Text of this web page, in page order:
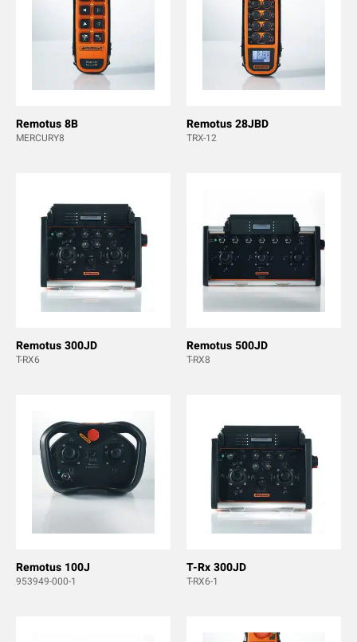
Remotus 8B
MERCURY8
Remotus 28JBD
TRX-12
Remotus 300JD
T-RX6
Remotus 500JD
T-RX8
Remotus 100J
953949-000-1
T-Rx 300JD
T-RX6-1